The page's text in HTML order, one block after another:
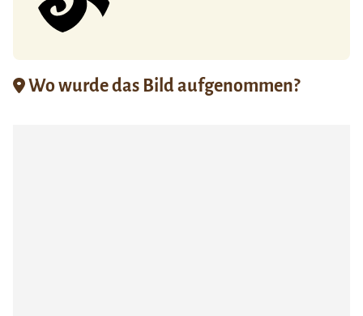
Wo wurde das Bild aufgenommen?